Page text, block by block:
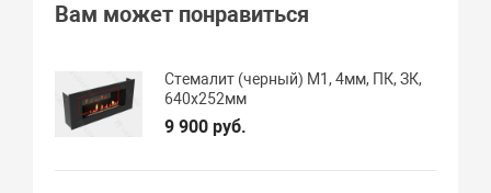
Вам может понравиться
Стемалит (черный) М1, 4мм, ПК, ЗК,
640х252мм
9 900 руб.